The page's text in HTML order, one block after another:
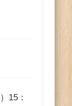
15：